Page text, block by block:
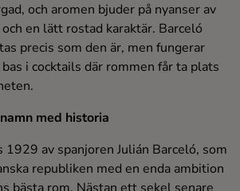
och aromen bjuder på nyanser av
en lätt rostad karaktär. Barceló
precis som den är, men fungerar
i cocktails där rommen får ta plats
med historia
1929 av spanjoren Julián Barceló, som
republiken med en enda ambition